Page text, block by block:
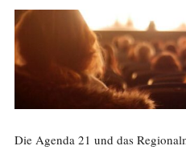
Die Agenda 21 und das